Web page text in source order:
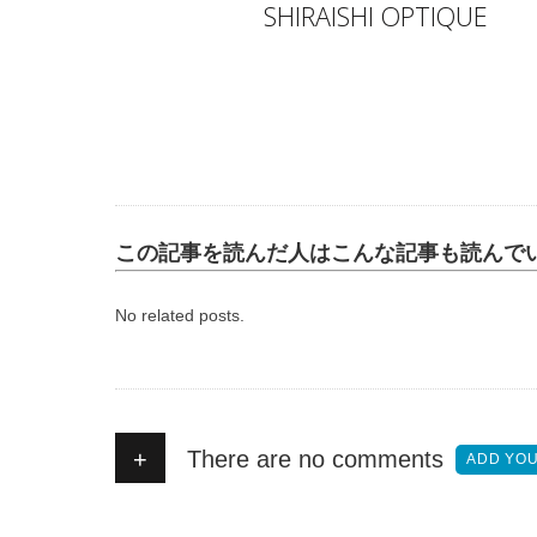
Author
SHIRAISHI OPTIQUE
この記事を読んだ人はこんな記事も読んで
No related posts.
+ There are no comments ADD